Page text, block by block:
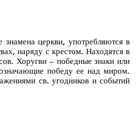
знамена церкви, употребляются в
наряду с крестом. Находятся в
Хоругви – победные знаки или
победу ее над миром.
св. угодников и событий